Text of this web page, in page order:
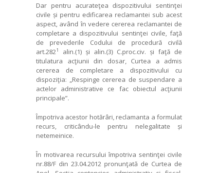
Dar pentru acurateţea dispozitivului sentinţei
civile și pentru edificarea reclamantei sub acest
aspect, având în vedere cererea reclamantei de
completare a dispozitivului sentinţei civile, faţă
de prevederile Codului de procedură civilă
art.2821
alin.(1) și alin.(3) C.proc.civ. și faţă de
titulatura acţiunii din dosar, Curtea a admis
cererea de completare a dispozitivului cu
dispoziţia: „Respinge cererea de suspendare a
actelor administrative ce fac obiectul acţiunii
principale”.
Împotriva acestor hotărâri, reclamanta a formulat
recurs, criticându-le pentru nelegalitate și
netemeinice.
În motivarea recursului împotriva sentinţei civile
nr.88/F din 23.04.2012 pronunţată de Curtea de